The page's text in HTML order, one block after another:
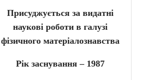
Присуджується за видатні
наукові роботи в галузі
фізичного матеріалознавства
Рік заснування – 1987